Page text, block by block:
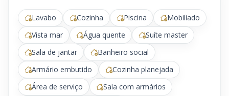
Lavabo Cozinha Piscina
Mobiliado
Vista mar
Água quente
Suíte master
Sala de jantar
Banheiro social
Armário embutido
Cozinha planejada
Área de serviço
Sala com armários